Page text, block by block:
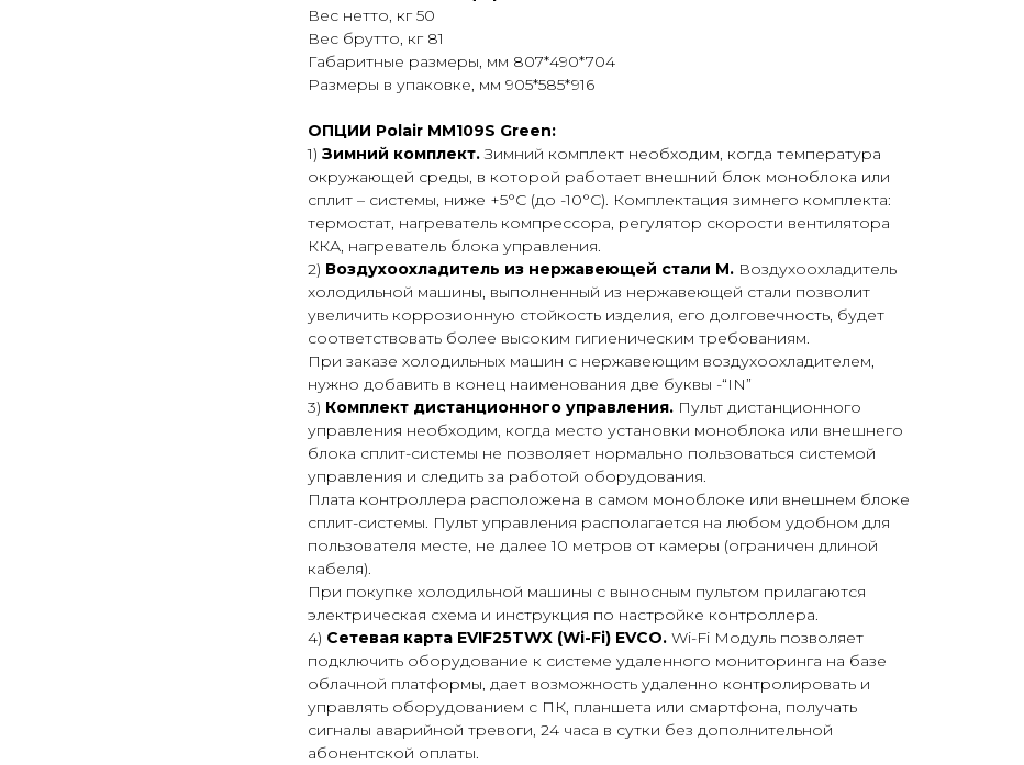
Вес нетто, кг 50
Вес брутто, кг 81
Габаритные размеры, мм 807*490*704
Размеры в упаковке, мм 905*585*916
ОПЦИИ Polair MM109S Green:
1) Зимний комплект.Зимний комплект необходим, когда температура
окружающей среды, в которой работает внешний блок моноблока или
сплит – системы, ниже +5°С (до -10°С). Комплектация зимнего комплекта:
термостат, нагреватель компрессора, регулятор скорости вентилятора
ККА, нагреватель блока управления.
2) Воздухоохладитель из нержавеющей стали М. Воздухоохладитель
холодильной машины, выполненный из нержавеющей стали позволит
увеличить коррозионную стойкость изделия, его долговечность, будет
соответствовать более высоким гигиеническим требованиям.
При заказе холодильных машин с нержавеющим воздухоохладителем,
нужно добавить в конец наименования две буквы -“IN”
3) Комплект дистанционного управления. Пульт дистанционного
управления необходим, когда место установки моноблока или внешнего
блока сплит-системы не позволяет нормально пользоваться системой
управления и следить за работой оборудования.
Плата контроллера расположена в самом моноблоке или внешнем блоке
сплит-системы. Пульт управления располагается на любом удобном для
пользователя месте, не далее 10 метров от камеры (ограничен длиной
кабеля).
При покупке холодильной машины с выносным пультом прилагаются
электрическая схема и инструкция по настройке контроллера.
4) Сетевая карта EVIF25TWX (Wi-Fi) EVCO. Wi-Fi Модуль позволяет
подключить оборудование к системе удаленного мониторинга на базе
облачной платформы, дает возможность удаленно контролировать и
управлять оборудованием с ПК, планшета или смартфона, получать
сигналы аварийной тревоги, 24 часа в сутки без дополнительной
абонентской оплаты.